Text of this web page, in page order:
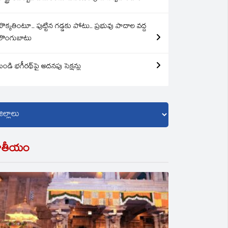
పుట్టిన గడ్డకు పోటు.. ప్రభువు పాదాల వద్ద
భగీరథ్‌పై అదనపు సెక్షన్లు